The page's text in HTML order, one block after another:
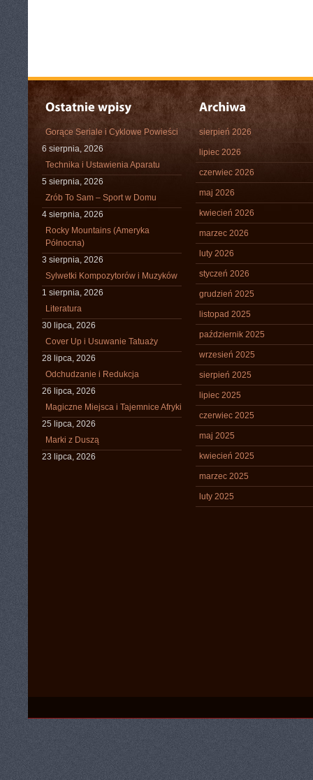
Gorące Seriale i Cyklowe Powieści
6 sierpnia, 2026
Technika i Ustawienia Aparatu
5 sierpnia, 2026
Zrób To Sam – Sport w Domu
4 sierpnia, 2026
Rocky Mountains (Ameryka
Północna)
3 sierpnia, 2026
Sylwetki Kompozytorów i Muzyków
1 sierpnia, 2026
Literatura
30 lipca, 2026
Cover Up i Usuwanie Tatuaży
28 lipca, 2026
Odchudzanie i Redukcja
26 lipca, 2026
Magiczne Miejsca i Tajemnice Afryki
25 lipca, 2026
Marki z Duszą
23 lipca, 2026
sierpień 2026
lipiec 2026
czerwiec 2026
maj 2026
kwiecień 2026
marzec 2026
luty 2026
styczeń 2026
grudzień 2025
listopad 2025
październik 2025
wrzesień 2025
sierpień 2025
lipiec 2025
czerwiec 2025
maj 2025
kwiecień 2025
marzec 2025
luty 2025